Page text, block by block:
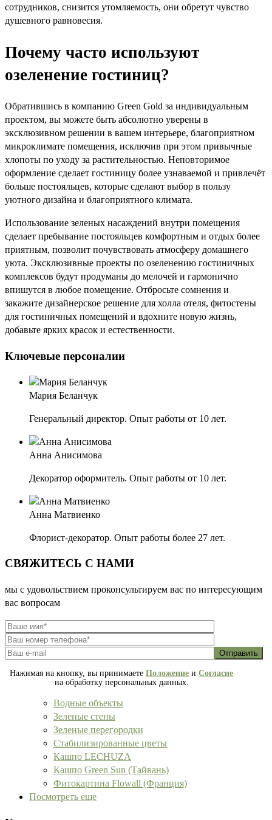
сотрудников, снизится утомляемость, они обретут чувство
душевного равновесия.
Почему часто используют
озеленение гостиниц?
Обратившись в компанию Green Gold за индивидуальным
проектом, вы можете быть абсолютно уверены в
эксклюзивном решении в вашем интерьере, благоприятном
микроклимате помещения, исключив при этом привычные
хлопоты по уходу за растительностью. Неповторимое
оформление сделает гостиницу более узнаваемой и привлечёт
больше постояльцев, которые сделают выбор в пользу
уютного дизайна и благоприятного климата.
Использование зеленых насаждений внутри помещения
сделает пребывание постояльцев комфортным и отдых более
приятным, позволит почувствовать атмосферу домашнего
уюта. Эксклюзивные проекты по озеленению гостиничных
комплексов будут продуманы до мелочей и гармонично
впишутся в любое помещение. Отбросьте сомнения и
закажите дизайнерское решение для холла отеля, фитостены
для гостиничных помещений и вдохните новую жизнь,
добавьте ярких красок и естественности.
Ключевые персоналии
Мария Беланчук
Генеральный директор. Опыт работы от 10 лет.
Анна Анисимова
Декоратор оформитель. Опыт работы от 10 лет.
Анна Матвиенко
Флорист-декоратор. Опыт работы более 27 лет.
СВЯЖИТЕСЬ С НАМИ
мы с удовольствием проконсультируем вас по интересующим
вас вопросам
Нажимая на кнопку, вы принимаетеПоложение иСогласие
на обработку персональных данных.
Водные объекты
Зеленые стены
Зеленые перегородки
Стабилизированные цветы
Кашпо LECHUZA
Кашпо Green Sun (Тайвань)
Фитокартина Flowall (Франция)
Посмотреть еще